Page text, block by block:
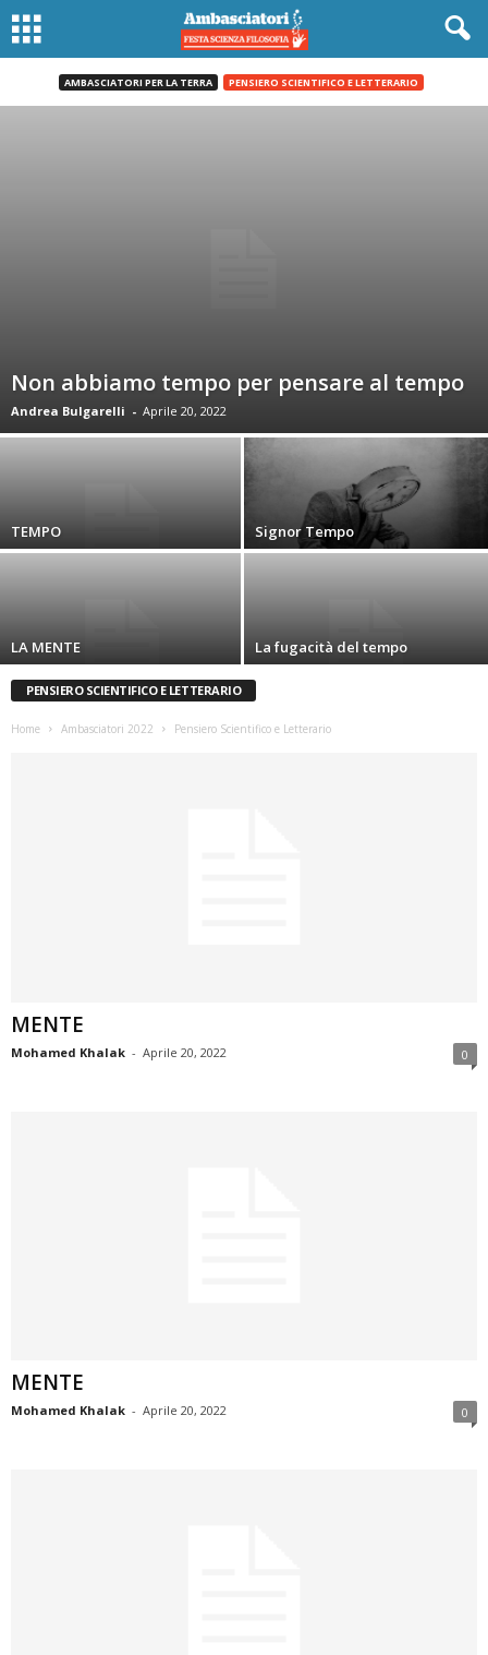
AMBASCIATORI PER LA TERRA PENSIERO SCIENTIFICO E LETTERARIO
Non abbiamo tempo per pensare al tempo
Andrea Bulgarelli - Aprile 20, 2022
TEMPO Signor Tempo
LA MENTE La fugacità del tempo
PENSIERO SCIENTIFICO E LETTERARIO
Home Ambasciatori 2022 Pensiero Scientifico e Letterario
MENTE
Mohamed Khalak - Aprile 20, 2022 0
MENTE
Mohamed Khalak - Aprile 20, 2022 0